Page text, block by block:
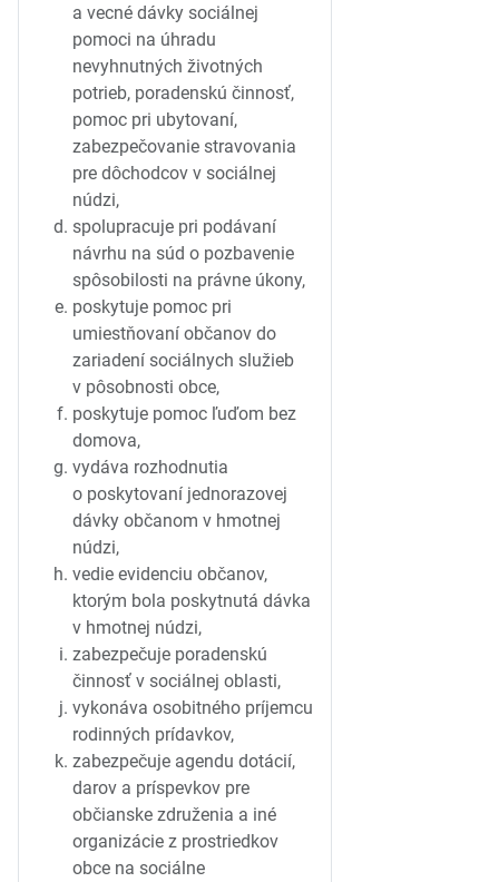
a vecné dávky sociálnej
pomoci na úhradu
nevyhnutných životných
potrieb, poradenskú činnosť,
pomoc pri ubytovaní,
zabezpečovanie stravovania
pre dôchodcov v sociálnej
núdzi,
spolupracuje pri podávaní
návrhu na súd o pozbavenie
spôsobilosti na právne úkony,
poskytuje pomoc pri
umiestňovaní občanov do
zariadení sociálnych služieb
v pôsobnosti obce,
poskytuje pomoc ľuďom bez
domova,
vydáva rozhodnutia
o poskytovaní jednorazovej
dávky občanom v hmotnej
núdzi,
vedie evidenciu občanov,
ktorým bola poskytnutá dávka
v hmotnej núdzi,
zabezpečuje poradenskú
činnosť v sociálnej oblasti,
vykonáva osobitného príjemcu
rodinných prídavkov,
zabezpečuje agendu dotácií,
darov a príspevkov pre
občianske združenia a iné
organizácie z prostriedkov
obce na sociálne